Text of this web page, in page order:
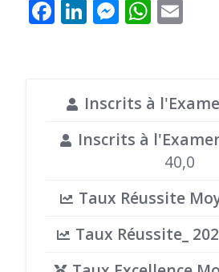
Facebook
LinkedIn
Inscrits à
Inscrits à
40,0
Taux Réussite
Taux Réussite_